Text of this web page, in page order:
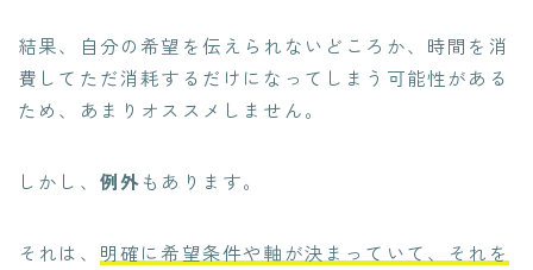
結果、自分の希望を伝えられないどころか、時間を消
費してただ消耗するだけになってしまう可能性がある
ため、あまりオススメしません。
しかし、 例外もあります。
それは、 明確に希望条件や軸が決まっていて、それを